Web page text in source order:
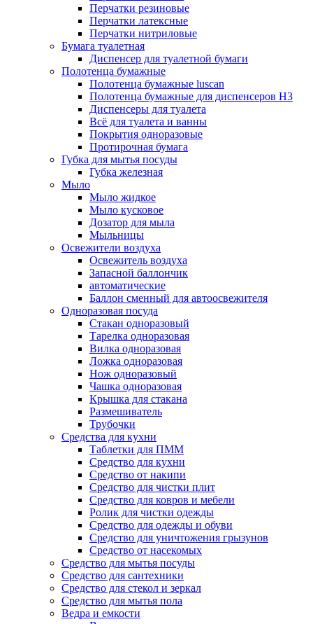
Перчатки резиновые
Перчатки латексные
Перчатки нитриловые
Бумага туалетная
Диспенсер для туалетной бумаги
Полотенца бумажные
Полотенца бумажные luscan
Полотенца бумажные для диспенсеров H3
Диспенсеры для туалета
Всё для туалета и ванны
Покрытия одноразовые
Протирочная бумага
Губка для мытья посуды
Губка железная
Мыло
Мыло жидкое
Мыло кусковое
Дозатор для мыла
Мыльницы
Освежители воздуха
Освежитель воздуха
Запасной баллончик
автоматические
Баллон сменный для автоосвежителя
Одноразовая посуда
Стакан одноразовый
Тарелка одноразовая
Вилка одноразовая
Ложка одноразовая
Нож одноразовый
Чашка одноразовая
Крышка для стакана
Размешиватель
Трубочки
Средства для кухни
Таблетки для ПММ
Средство для кухни
Средство от накипи
Средство для чистки плит
Средство для ковров и мебели
Ролик для чистки одежды
Средство для одежды и обуви
Средство для уничтожения грызунов
Средство от насекомых
Средство для мытья посуды
Средство для сантехники
Средство для стекол и зеркал
Средство для мытья пола
Ведра и емкости